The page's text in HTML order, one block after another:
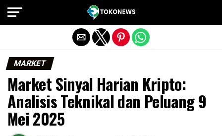
MARKET
Market Sinyal Harian Kripto:
Analisis Teknikal dan Peluang 9
Mei 2025
Exit mobile version